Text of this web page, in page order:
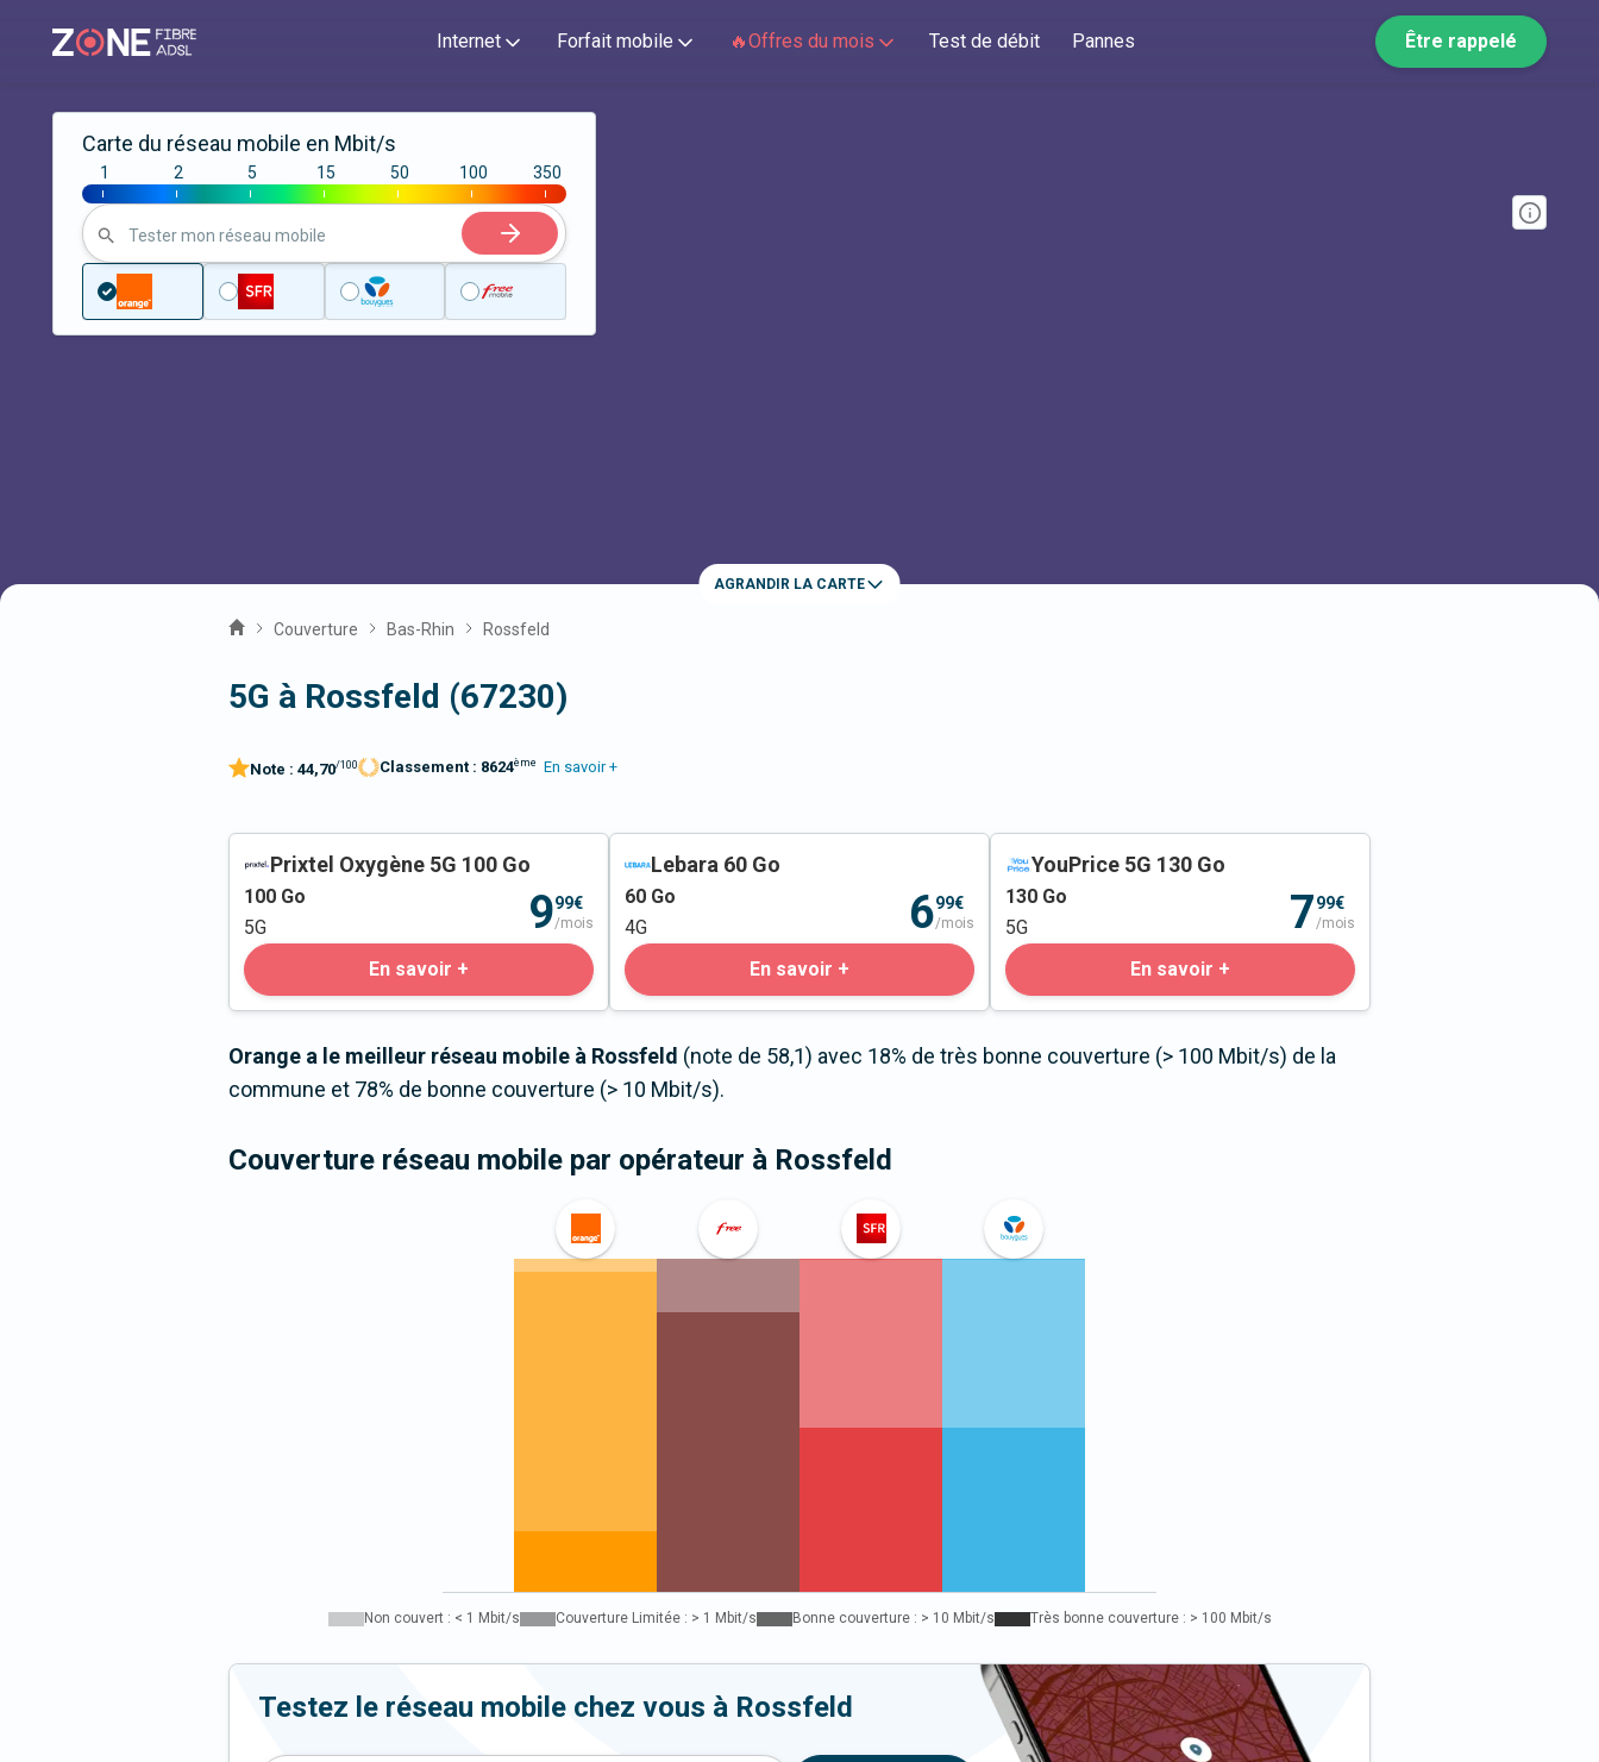
Internet Forfait mobile 🔥Offres du mois Test de débit Pannes Être rappelé
Carte du réseau mobile en Mbit/s
|
1
|
2
|
5
|
15
|
50
|
100
|
350
Tester mon réseau mobile
AGRANDIR LA CARTE
Couverture Bas-Rhin Rossfeld
5G à Rossfeld (67230)
Note : 44,70/100 Classement : 8624ème En savoir +
Prixtel Oxygène 5G 100 Go
100 Go
5G
999€
/mois
En savoir +
Lebara 60 Go
60 Go
4G
699€
/mois
En savoir +
YouPrice 5G 130 Go
130 Go
5G
799€
/mois
En savoir +
Orange a le meilleur réseau mobile à Rossfeld (note de 58,1) avec 18% de très bonne couverture (> 100 Mbit/s) de la
commune et 78% de bonne couverture (> 10 Mbit/s).
Couverture réseau mobile par opérateur à Rossfeld
Non couvert : < 1 Mbit/s Couverture Limitée : > 1 Mbit/s Bonne couverture : > 10 Mbit/s Très bonne couverture : > 100 Mbit/s
Testez le réseau mobile chez vous à Rossfeld